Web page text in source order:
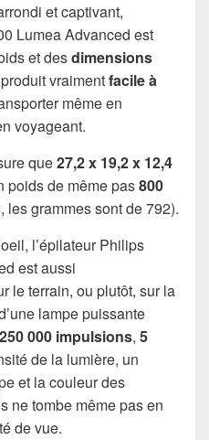
et captivant,
Lumea Advanced est
et desdimensions
vraimentfacile à
même en
voyageant.
que27,2 x 19,2 x 12,4
poids de même pas800
les grammes sont de 792).
l’épilateur Philips
est aussi
le terrain, ou plutôt, sur la
lampe puissante
250 000 impulsions, 5
de la lumière, un
et la couleur des
ne tombe même pas en
de vue.